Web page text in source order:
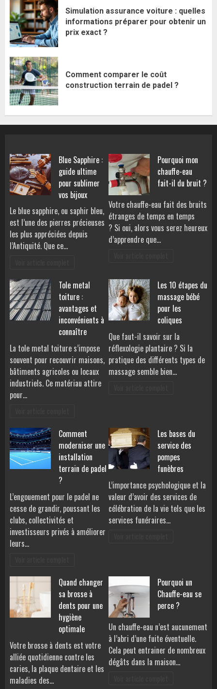
Simulation assurance voiture : quelles
informations préparer pour obtenir un
prix exact ?
Comment comparer le coût
construction terrain de padel ?
Blue Sapphire :
guide ultime
pour sublimer
vos bijoux
Le blue sapphire, ou saphir bleu,
est l’une des pierres précieuses
les plus appréciées depuis
l’Antiquité. Que ce…
Pourquoi mon
chauffe-eau
fait-il du bruit ?
Votre chauffe-eau fait des bruits
étranges de temps en temps
? Si oui, alors vous serez heureux
d’apprendre que…
Tole metal
toiture :
avantages et
inconvénients à
connaître
La tole metal toiture s’impose
souvent pour recouvrir maisons,
bâtiments agricoles ou locaux
industriels. Ce matériau attire
pour…
Les 10 étapes du
massage bébé
pour les
coliques
Que faut-il savoir sur la
réflexologie plantaire ? Si la
pratique des différents types de
massage semble bien…
Comment
moderniser une
installation
terrain de padel
?
L’engouement pour le padel ne
cesse de grandir, poussant les
clubs, collectivités et
investisseurs privés à améliorer
leurs…
Les bases du
service des
pompes
funèbres
L’importance psychologique et la
valeur d’avoir des services de
célébration de la vie tels que les
services funéraires…
Quand changer
sa brosse à
dents pour une
hygiène
optimale
Votre brosse à dents est votre
alliée quotidienne contre les
caries, la plaque dentaire et les
maladies des…
Pourquoi un
Chauffe-eau se
perce ?
Un chauffe-eau n’est aucunement
à l’abri d’une fuite éventuelle.
Cela peut entrainer de nombreux
dégâts dans la maison…